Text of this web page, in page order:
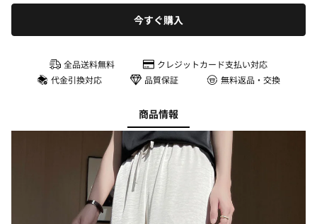
今すぐ購入
全品送料無料
クレジットカード支払い対応
代金引換対応
品質保証 無料返品・交換
商品情報